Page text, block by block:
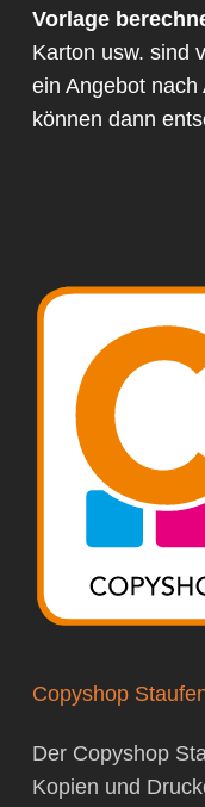
Vorlage
Karton usw. sind
ein Angebot nach
können dann
Copyshop
Der Copyshop
Kopien und